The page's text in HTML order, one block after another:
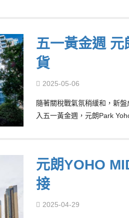
五一黃金週
貨
2025-05-06
隨著關稅戰氣氛稍緩和，新
入五一黃金週，元朗Park
元朗YOHO
接
2025-04-29